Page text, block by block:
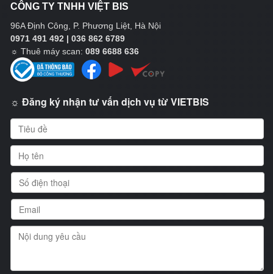
CÔNG TY TNHH VIỆT BIS
96A Định Công, P. Phương Liệt, Hà Nội
0971 491 492 | 036 862 6789
☼ Thuê máy scan: 089 6688 636
☼ Đăng ký nhận tư vấn dịch vụ từ VIETBIS